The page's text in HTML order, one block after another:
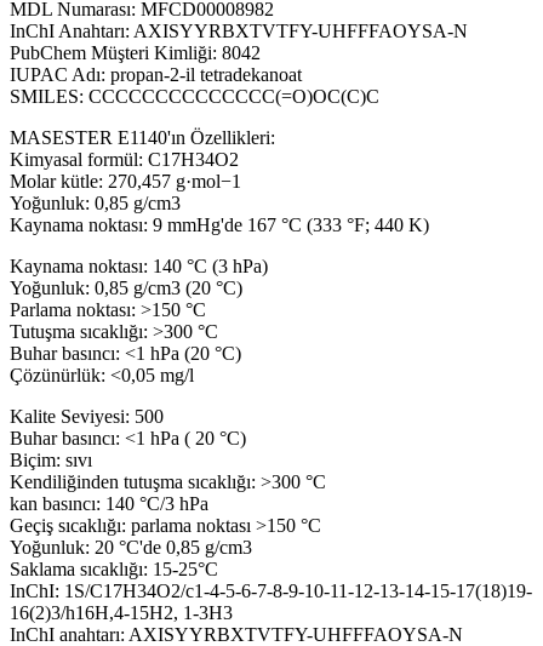
MDL Numarası: MFCD00008982
InChI Anahtarı: AXISYYRBXTVTFY-UHFFFAOYSA-N
PubChem Müşteri Kimliği: 8042
IUPAC Adı: propan-2-il tetradekanoat
SMILES: CCCCCCCCCCCCCC(=O)OC(C)C
MASESTER E1140'ın Özellikleri:
Kimyasal formül: C17H34O2
Molar kütle: 270,457 g·mol−1
Yoğunluk: 0,85 g/cm3
Kaynama noktası: 9 mmHg'de 167 °C (333 °F; 440 K)
Kaynama noktası: 140 °C (3 hPa)
Yoğunluk: 0,85 g/cm3 (20 °C)
Parlama noktası: >150 °C
Tutuşma sıcaklığı: >300 °C
Buhar basıncı: <1 hPa (20 °C)
Çözünürlük: <0,05 mg/l
Kalite Seviyesi: 500
Buhar basıncı: <1 hPa ( 20 °C)
Biçim: sıvı
Kendiliğinden tutuşma sıcaklığı: >300 °C
kan basıncı: 140 °C/3 hPa
Geçiş sıcaklığı: parlama noktası >150 °C
Yoğunluk: 20 °C'de 0,85 g/cm3
Saklama sıcaklığı: 15-25°C
InChI: 1S/C17H34O2/c1-4-5-6-7-8-9-10-11-12-13-14-15-17(18)19-
16(2)3/h16H,4-15H2, 1-3H3
InChI anahtarı: AXISYYRBXTVTFY-UHFFFAOYSA-N